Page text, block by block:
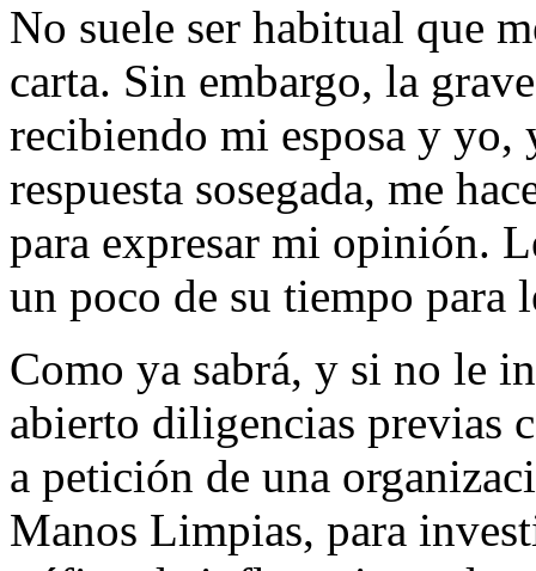
No suele ser habitual que
carta. Sin embargo, la
recibiendo mi esposa y yo,
respuesta sosegada, me
para expresar mi opinión.
un poco de su tiempo para
Como ya sabrá, y si no le
abierto diligencias previas
a petición de una
Manos Limpias, para